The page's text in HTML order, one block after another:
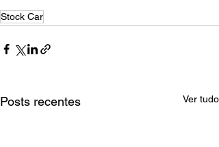
Stock Car
Posts recentes Ver tudo